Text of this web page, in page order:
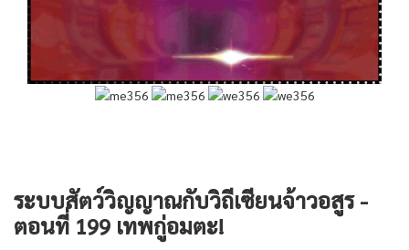
ระบบสัตว์วิญญาณกับวิถีเซียนจ้าวอสูร -
ตอนที่ 199 เทพกู่อมตะ!